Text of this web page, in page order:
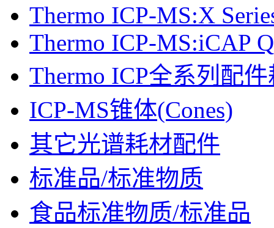
Thermo ICP-MS:X
Thermo ICP-MS:iCAP Q
Thermo ICP全系列配
ICP-MS锥体(Cones)
其它光谱耗材配件
标准品/标准物质
食品标准物质/标准品